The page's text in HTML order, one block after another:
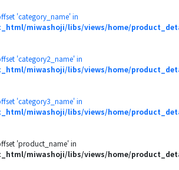
'category_name' in
miwashoji/libs/views/home/
'category2_name' in
miwashoji/libs/views/home/
'category3_name' in
miwashoji/libs/views/home/
'product_name' in
miwashoji/libs/views/home/